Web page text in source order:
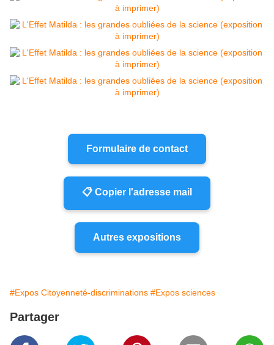
Formulaire de contact
📋 Copier l'adresse mail
Autres expositions
#Expos Citoyenneté-discriminations #Expos sciences
Partager